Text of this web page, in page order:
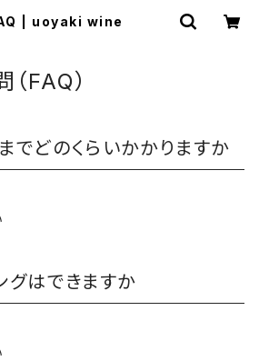
| uoyaki wine
FAQ）
でどのくらいかかりますか
グはできますか